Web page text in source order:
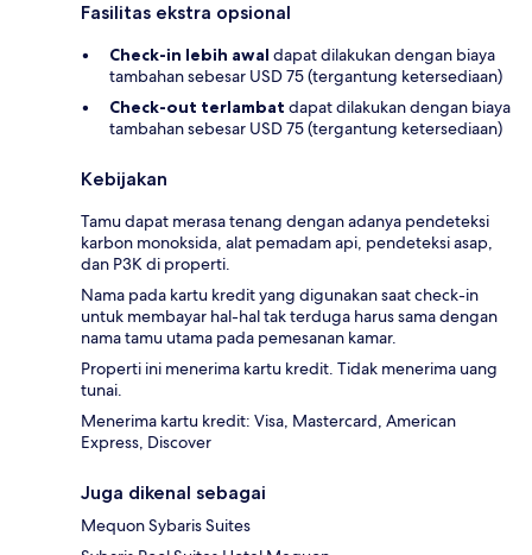
Fasilitas ekstra opsional
Check-in lebih awal dapat dilakukan dengan biaya
tambahan sebesar USD 75 (tergantung ketersediaan)
Check-out terlambat dapat dilakukan dengan biaya
tambahan sebesar USD 75 (tergantung ketersediaan)
Kebijakan
Tamu dapat merasa tenang dengan adanya pendeteksi
karbon monoksida, alat pemadam api, pendeteksi asap,
dan P3K di properti.
Nama pada kartu kredit yang digunakan saat check-in
untuk membayar hal-hal tak terduga harus sama dengan
nama tamu utama pada pemesanan kamar.
Properti ini menerima kartu kredit. Tidak menerima uang
tunai.
Menerima kartu kredit: Visa, Mastercard, American
Express, Discover
Juga dikenal sebagai
Mequon Sybaris Suites